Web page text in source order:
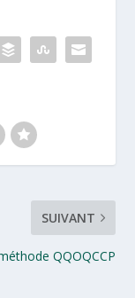
SUIVANT
QQOQCCP